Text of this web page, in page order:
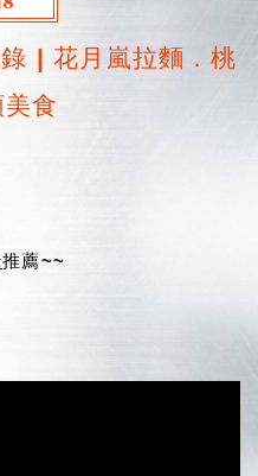
| 花月嵐拉麵．桃
食
推薦~~